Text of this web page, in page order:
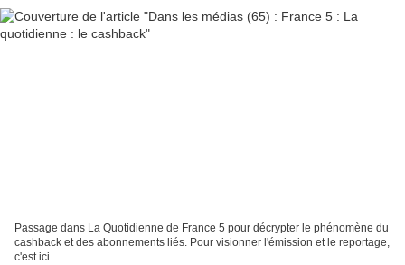
Passage dans La Quotidienne de France 5 pour décrypter le phénomène du
cashback et des abonnements liés. Pour visionner l'émission et le reportage,
c'est ici